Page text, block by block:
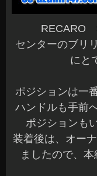
RECARO
センターのブリ
にと
ポジションは一
ハンドルも手前
ポジションも
装着後は、オー
ましたので、本